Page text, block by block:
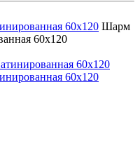
60x120 Шарм
60x120
60x120